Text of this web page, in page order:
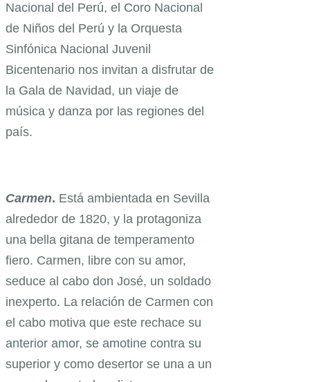
Nacional del Perú, el Coro Nacional
de Niños del Perú y la Orquesta
Sinfónica Nacional Juvenil
Bicentenario nos invitan a disfrutar de
la Gala de Navidad, un viaje de
música y danza por las regiones del
país.
Carmen. Está ambientada en Sevilla
alrededor de 1820, y la protagoniza
una bella gitana de temperamento
fiero. Carmen, libre con su amor,
seduce al cabo don José, un soldado
inexperto. La relación de Carmen con
el cabo motiva que este rechace su
anterior amor, se amotine contra su
superior y como desertor se una a un